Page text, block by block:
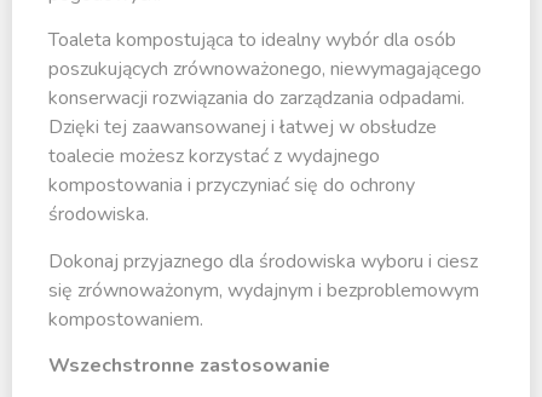
Toaleta kompostująca to idealny wybór dla osób
poszukujących zrównoważonego, niewymagającego
konserwacji rozwiązania do zarządzania odpadami.
Dzięki tej zaawansowanej i łatwej w obsłudze
toalecie możesz korzystać z wydajnego
kompostowania i przyczyniać się do ochrony
środowiska.
Dokonaj przyjaznego dla środowiska wyboru i ciesz
się zrównoważonym, wydajnym i bezproblemowym
kompostowaniem.
Wszechstronne zastosowanie